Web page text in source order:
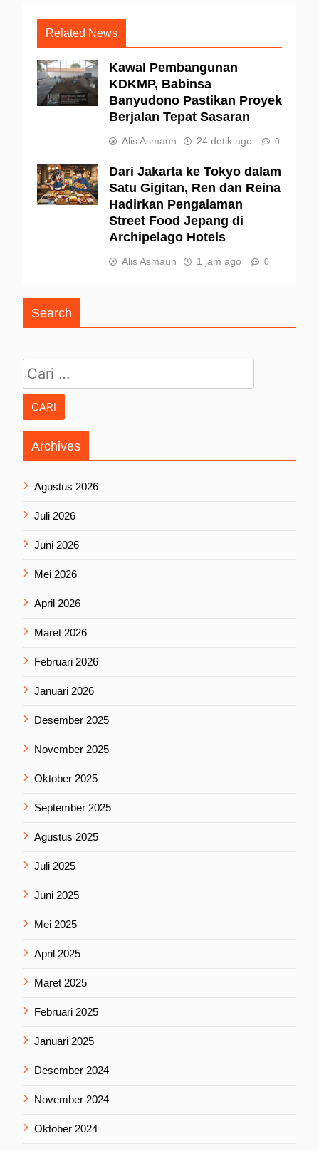
Related News
Kawal Pembangunan
KDKMP, Babinsa
Banyudono Pastikan Proyek
Berjalan Tepat Sasaran
Alis Asmaun 24 detik ago 0
Dari Jakarta ke Tokyo dalam
Satu Gigitan, Ren dan Reina
Hadirkan Pengalaman
Street Food Jepang di
Archipelago Hotels
Alis Asmaun 1 jam ago 0
Search
Archives
Agustus 2026
Juli 2026
Juni 2026
Mei 2026
April 2026
Maret 2026
Februari 2026
Januari 2026
Desember 2025
November 2025
Oktober 2025
September 2025
Agustus 2025
Juli 2025
Juni 2025
Mei 2025
April 2025
Maret 2025
Februari 2025
Januari 2025
Desember 2024
November 2024
Oktober 2024